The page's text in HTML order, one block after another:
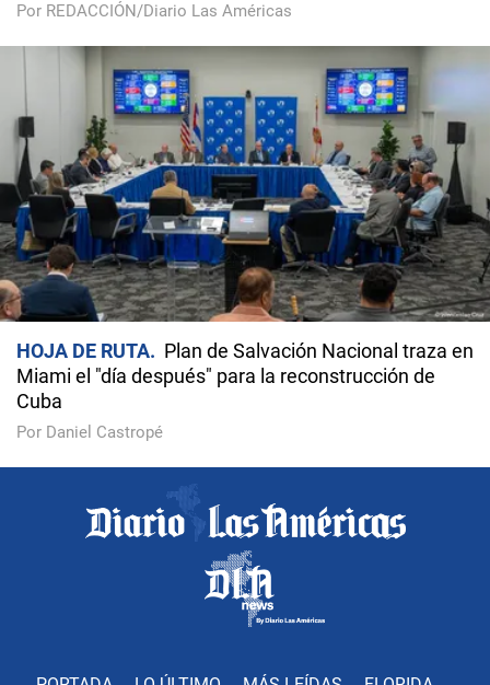
Por REDACCIÓN/Diario Las Américas
HOJA DE RUTA
Plan de Salvación Nacional traza en
Miami el "día después" para la reconstrucción de
Cuba
Por Daniel Castropé